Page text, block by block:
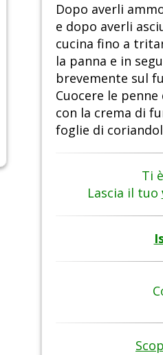
Dopo averli
e dopo averli
cucina fino a
la panna e in
brevemente sul
Cuocere le
con la crema di
foglie di
Ti
Lascia il tuo